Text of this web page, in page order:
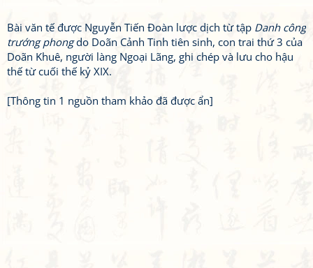
Bài văn tế được Nguyễn Tiến Đoàn lược dịch từ tập Danh công
trướng phongdo Doãn Cảnh Tinh tiên sinh, con trai thứ 3 của
Doãn Khuê, người làng Ngoại Lãng, ghi chép và lưu cho hậu
thế từ cuối thế kỷ XIX.
[Thông tin 1 nguồn tham khảo đã được ẩn]